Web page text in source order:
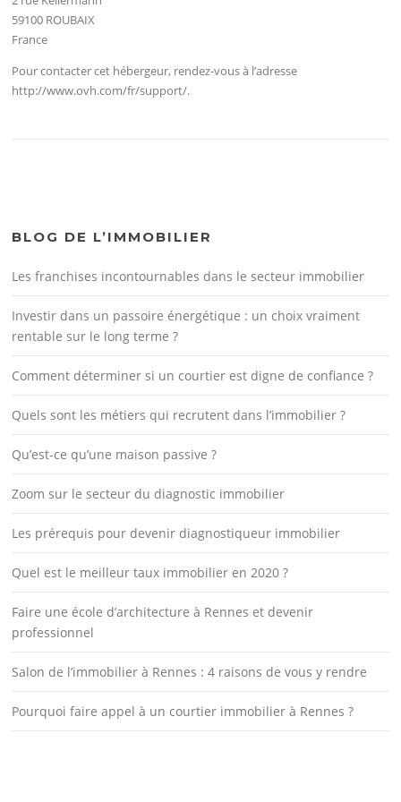
59100 ROUBAIX
France
Pour contacter cet hébergeur, rendez-vous à l’adresse
http://www.ovh.com/fr/support/.
BLOG DE L’IMMOBILIER
Les franchises incontournables dans le secteur immobilier
Investir dans un passoire énergétique : un choix vraiment
rentable sur le long terme ?
Comment déterminer si un courtier est digne de confiance ?
Quels sont les métiers qui recrutent dans l’immobilier ?
Qu’est-ce qu’une maison passive ?
Zoom sur le secteur du diagnostic immobilier
Les prérequis pour devenir diagnostiqueur immobilier
Quel est le meilleur taux immobilier en 2020 ?
Faire une école d’architecture à Rennes et devenir
professionnel
Salon de l’immobilier à Rennes : 4 raisons de vous y rendre
Pourquoi faire appel à un courtier immobilier à Rennes ?